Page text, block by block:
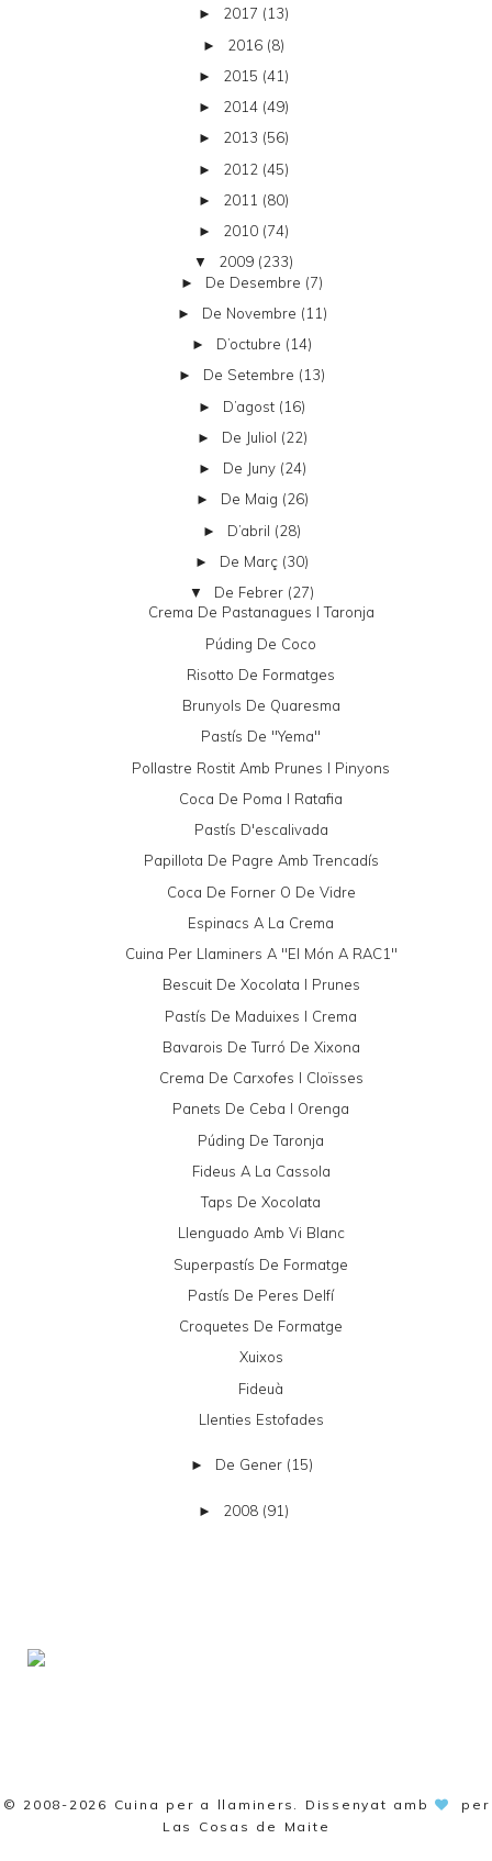
► 2017 (13)
► 2016 (8)
► 2015 (41)
► 2014 (49)
► 2013 (56)
► 2012 (45)
► 2011 (80)
► 2010 (74)
▼ 2009 (233)
► De Desembre (7)
► De Novembre (11)
► D’octubre (14)
► De Setembre (13)
► D’agost (16)
► De Juliol (22)
► De Juny (24)
► De Maig (26)
► D’abril (28)
► De Març (30)
▼ De Febrer (27)
Crema De Pastanagues I Taronja
Púding De Coco
Risotto De Formatges
Brunyols De Quaresma
Pastís De "yema"
Pollastre Rostit Amb Prunes I Pinyons
Coca De Poma I Ratafia
Pastís D'escalivada
Papillota De Pagre Amb Trencadís
Coca De Forner O De Vidre
Espinacs A La Crema
Cuina Per Llaminers A "El Món A RAC1"
Bescuit De Xocolata I Prunes
Pastís De Maduixes I Crema
Bavarois De Turró De Xixona
Crema De Carxofes I Cloïsses
Panets De Ceba I Orenga
Púding De Taronja
Fideus A La Cassola
Taps De Xocolata
Llenguado Amb Vi Blanc
Superpastís De Formatge
Pastís De Peres Delfí
Croquetes De Formatge
Xuixos
Fideuà
Llenties Estofades
► De Gener (15)
► 2008 (91)
© 2008-2026 Cuina per a llaminers . Dissenyat amb
per
Las Cosas de Maite